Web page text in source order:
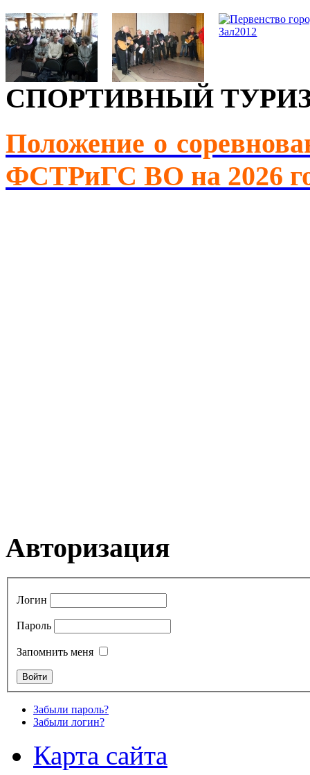
СПОРТИВНЫЙ
Положение о
ФСТРиГС ВО на 2026
Авторизация
Логин
Пароль
Запомнить меня
Забыли пароль?
Забыли логин?
Карта сайта